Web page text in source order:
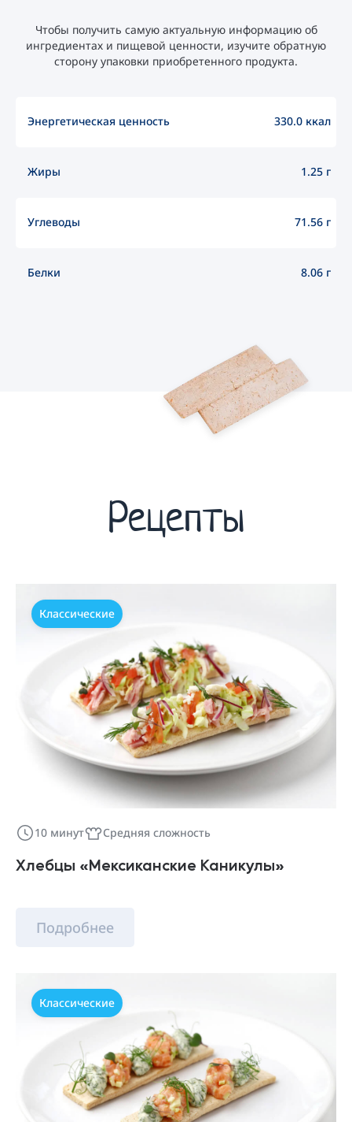
Чтобы получить самую актуальную информацию об
ингредиентах и пищевой ценности, изучите обратную
сторону упаковки приобретенного продукта.
Энергетическая ценность 330.0 ккал
Жиры 1.25 г
Углеводы 71.56 г
Белки 8.06 г
Рецепты
Классические
10 минут Средняя сложность
Хлебцы «Мексиканские Каникулы»
Подробнее
Классические